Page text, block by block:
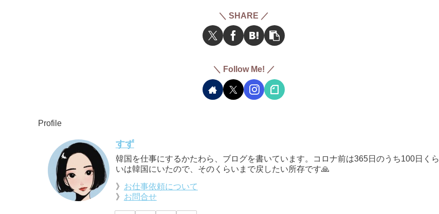
＼ SHARE ／
＼ Follow Me! ／
Profile
すず
韓国を仕事にするかたわら、ブログを書いています。コロナ前は365日のうち100日くら
いは韓国にいたので、そのくらいまで戻したい所存です🙏
》 お仕事依頼について
》 お問合せ